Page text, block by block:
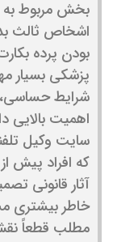
بخش مربوط به
اشخاص ثالث
بودن پرده
پزشکی بسیار
شرایط
اهمیت بالایی
سایت وکیل
که افراد پیش
آثار قانونی
خاطر بیشتری
مطلب قطعاً